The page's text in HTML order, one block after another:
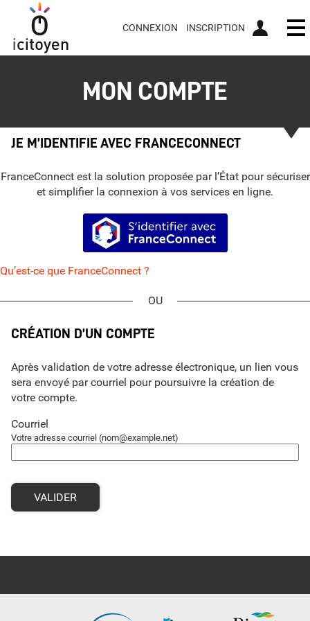
CONNEXION INSCRIPTION
MON COMPTE
JE M’IDENTIFIE AVEC FRANCECONNECT
FranceConnect est la solution proposée par l’État pour sécuriser
et simplifier la connexion à vos services en ligne.
S’identifier avec FranceConnect
Qu’est-ce que FranceConnect ?
CRÉATION D’UN COMPTE
Après validation de votre adresse électronique, un lien vous
sera envoyé par courriel pour poursuivre la création de
votre compte.
Courriel
Votre adresse courriel (nom@example.net)
VALIDER